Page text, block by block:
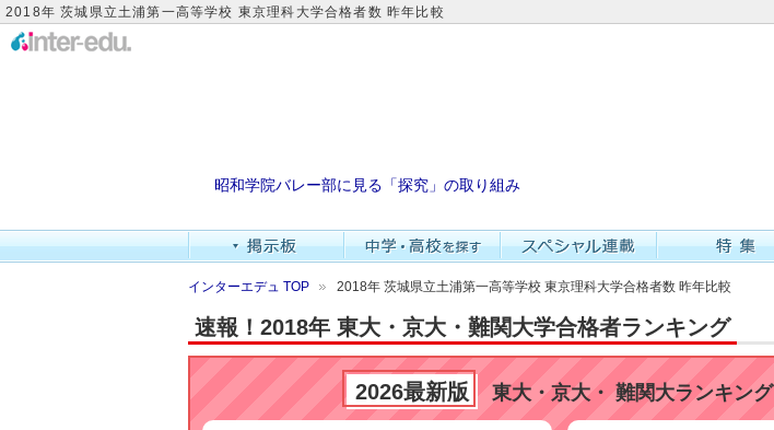
2018年 茨城県立土浦第一高等学校 東京理科大学合格者数 昨年比較
昭和学院バレー部に見る「探究」の取り組み
インターエデュ TOP 2018年 茨城県立土浦第一高等学校 東京理科大学合格者数 昨年比較
速報！2018年 東大・京大・難関大学合格者ランキング
2026最新版 東大・京大・ 難関大ランキング